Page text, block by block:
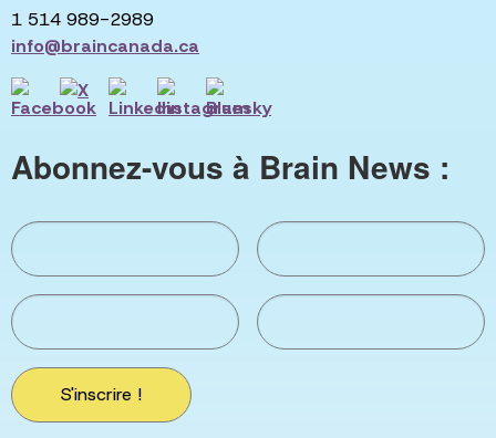
1 514 989-2989
info@braincanada.ca
Abonnez-vous à Brain News :
S'inscrire !